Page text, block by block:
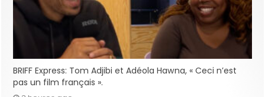
BRIFF Express: Tom Adjibi et Adéola Hawna, « Ceci n’est
pas un film français ».